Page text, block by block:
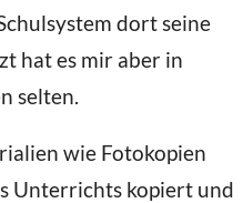
dort seine
hat es mir aber in
selten.
wie Fotokopien
Unterrichts kopiert und